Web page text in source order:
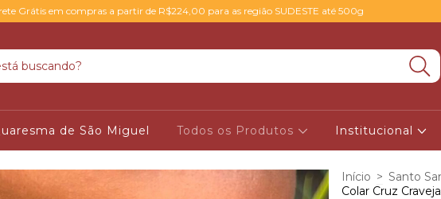
Grátis em compras a partir de R$224,00 para as região SUDESTE até 500g
de São Miguel Todos os Produtos Institucional
Início > Santo
Colar Cruz